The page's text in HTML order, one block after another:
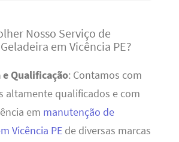
Nosso Serviço de
em Vicência PE?
e Qualificação: Contamos com
altamente qualificados e com
em manutenção de
Vicência PEde diversas marcas